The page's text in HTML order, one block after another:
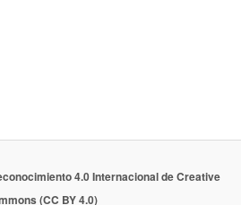
4.0 Internacional de Creative
(CC BY 4.0)